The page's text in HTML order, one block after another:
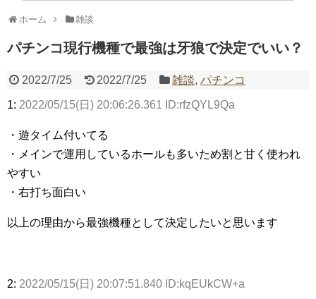
いヤバいか教えて？...
Powered by livedoor 相互RSS
ホーム 雑談
パチンコ現行機種で最強は牙狼で決定でいい？
2022/7/25 2022/7/25 雑談,パチンコ
1: 2022/05/15(日) 20:06:26.361 ID:rfzQYL9Qa
・遊タイム付いてる
・メインで運用しているホールも多いため割と甘く使われ
やすい
・右打ち面白い
以上の理由から最強機種として決定したいと思います
2: 2022/05/15(日) 20:07:51.840 ID:kqEUkCW+a